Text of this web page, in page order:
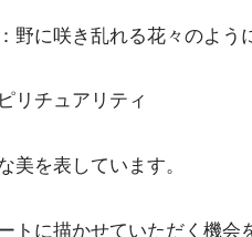
野に咲き乱れる花々のよう
リチュアリティ
美を表しています。
トに描かせていただく機会